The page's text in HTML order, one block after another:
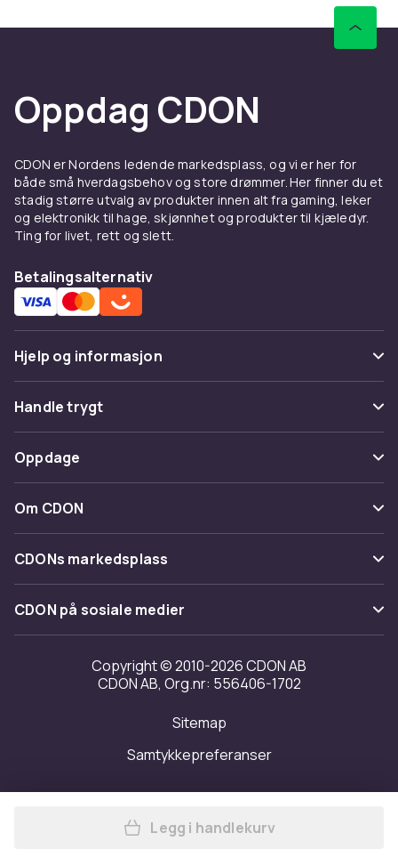
Oppdag CDON
CDON er Nordens ledende markedsplass, og vi er her for
både små hverdagsbehov og store drømmer. Her finner du et
stadig større utvalg av produkter innen alt fra gaming, leker
og elektronikk til hage, skjønnhet og produkter til kjæledyr.
Ting for livet, rett og slett.
Betalingsalternativ
Hjelp og informasjon
Vanlige spørsmål
Spor pakke
Angre & returner her
Kontakt oss
Handle trygt
Betaling
Levering
Tilbakekallinger
Oppdage
Kategorier
Varemerker
Om CDON
Om oss
Kundeanmeldelser
Jobbe på CDON
Investor relations
Tilgjengelighet
CDONs markedsplass
Merchant Help Center
CDON på sosiale medier
Copyright © 2010-2026 CDON AB
CDON AB, Org.nr: 556406-1702
Sitemap
Samtykkepreferanser
Legg Luksuriøs
Legg i handlekurv